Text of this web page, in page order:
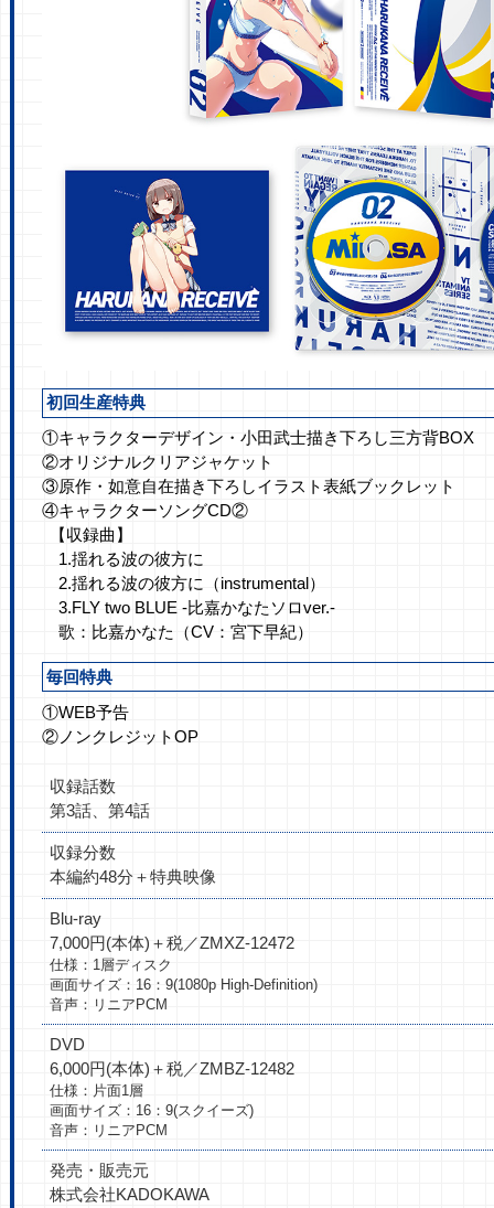
初回生産特典
①キャラクターデザイン・小田武士描き下ろし三方背BOX
②オリジナルクリアジャケット
③原作・如意自在描き下ろしイラスト表紙ブックレット
④キャラクターソングCD②
【収録曲】
1.揺れる波の彼方に
2.揺れる波の彼方に（instrumental）
3.FLY two BLUE -比嘉かなたソロver.-
歌：比嘉かなた（CV：宮下早紀）
毎回特典
①WEB予告
②ノンクレジットOP
収録話数
第3話、第4話
収録分数
本編約48分＋特典映像
Blu-ray
7,000円(本体)＋税／ZMXZ-12472
仕様：1層ディスク
画面サイズ：16：9(1080p High-Definition)
音声：リニアPCM
DVD
6,000円(本体)＋税／ZMBZ-12482
仕様：片面1層
画面サイズ：16：9(スクイーズ)
音声：リニアPCM
発売・販売元
株式会社KADOKAWA